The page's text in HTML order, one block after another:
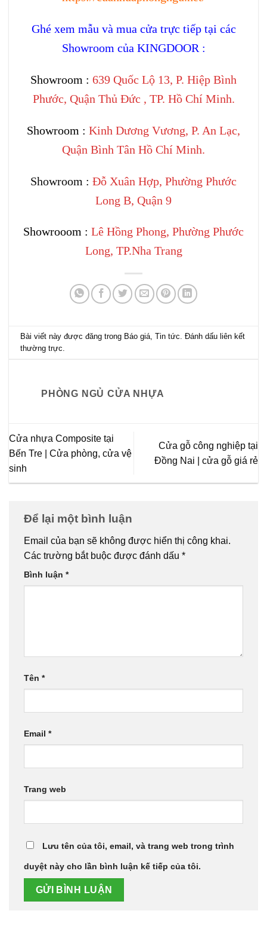
Ghé xem mẫu và mua cửa trực tiếp tại các
Showroom của KINGDOOR :
Showroom : 639 Quốc Lộ 13, P. Hiệp Bình
Phước, Quận Thủ Đức , TP. Hồ Chí Minh.
Showroom : Kinh Dương Vương, P. An Lạc,
Quận Bình Tân Hồ Chí Minh.
Showroom : Đỗ Xuân Hợp, Phường Phước
Long B, Quận 9
Showrooom : Lê Hồng Phong, Phường Phước
Long, TP.Nha Trang
Bài viết này được đăng trong Báo giá ,Tin tức . Đánh dấu liên kết
thường trực
PHÒNG NGỦ CỬA NHỰA
Cửa nhựa Composite tại
Bến Tre | Cửa phòng, cửa vệ
sinh
Cửa gỗ công nghiệp tại
Đồng Nai | cửa gỗ giá rẻ
Để lại một bình luận
Email của bạn sẽ không được hiển thị công khai.
Các trường bắt buộc được đánh dấu *
Bình luận *
Tên *
Email *
Trang web
Lưu tên của tôi, email, và trang web trong trình
duyệt này cho lần bình luận kế tiếp của tôi.